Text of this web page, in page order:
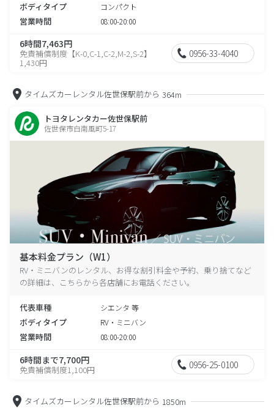
ボディタイプ コンパクト
営業時間 08:00-20:00
6時間7,463円
免責補償制度【K-0,C-1,C-2,M-2,S-2】
1,430円
0956-33-4040
タイムズカーレンタル佐世保駅前から 364m
トヨタレンタカー佐世保駅前
佐世保市白南風町5-17
基本料金プラン（W1）
RV・ミニバンのレンタル、お得な割引料金や予約、乗り捨てなど
の詳細は、こちらから各店舗にお電話ください。
代表車種 シエンタ 等
ボディタイプ RV・ミニバン
営業時間 08:00-20:00
6時間まで7,700円
免責補償制度1,100円 0956-25-0100
タイムズカーレンタル佐世保駅前から 1850m